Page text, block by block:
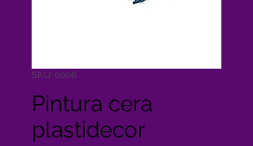
SKU: 0006
Pintura cera
plastidecor